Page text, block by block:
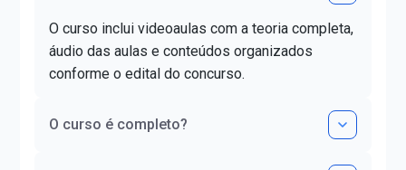
O curso inclui videoaulas com a teoria completa,
áudio das aulas e conteúdos organizados
conforme o edital do concurso.
O curso é completo?